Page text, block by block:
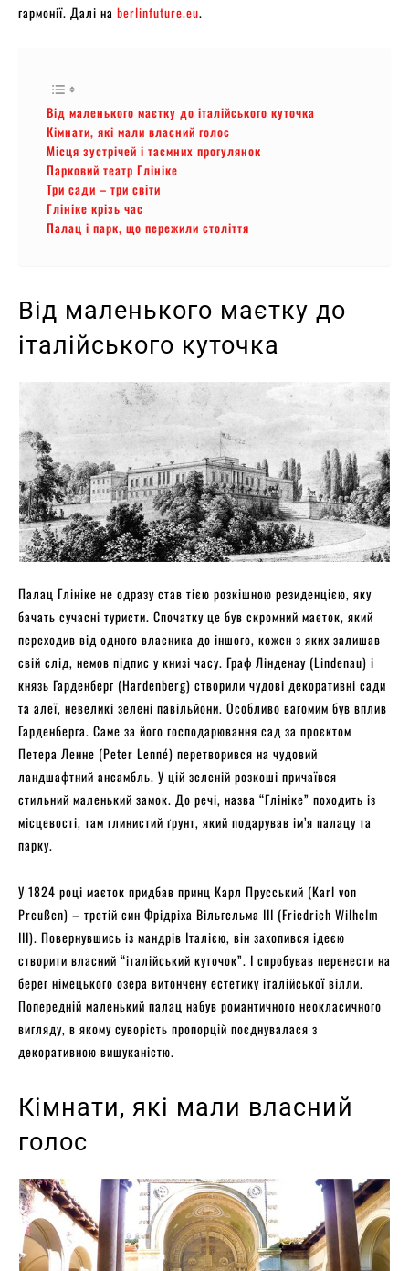
гармонії. Далі на berlinfuture.eu.
Від маленького маєтку до італійського куточка
Кімнати, які мали власний голос
Місця зустрічей і таємних прогулянок
Парковий театр Глініке
Три сади – три світи
Глініке крізь час
Палац і парк, що пережили століття
Від маленького маєтку до
італійського куточка
Палац Глініке не одразу став тією розкішною резиденцією, яку
бачать сучасні туристи. Спочатку це був скромний маєток, який
переходив від одного власника до іншого, кожен з яких залишав
свій слід, немов підпис у книзі часу. Граф Лінденау (Lindenau) і
князь Гарденберг (Hardenberg) створили чудові декоративні сади
та алеї, невеликі зелені павільйони. Особливо вагомим був вплив
Гарденберга. Саме за його господарювання сад за проєктом
Петера Ленне (Peter Lenné) перетворився на чудовий
ландшафтний ансамбль. У цій зеленій розкоші причаївся
стильний маленький замок. До речі, назва “Глініке” походить із
місцевості, там глинистий ґрунт, який подарував ім’я палацу та
парку.
У 1824 році маєток придбав принц Карл Прусський (Karl von
Preußen) – третій син Фрідріха Вільгельма III (Friedrich Wilhelm
III). Повернувшись із мандрів Італією, він захопився ідеєю
створити власний “італійський куточок”. І спробував перенести на
берег німецького озера витончену естетику італійської вілли.
Попередній маленький палац набув романтичного неокласичного
вигляду, в якому суворість пропорцій поєднувалася з
декоративною вишуканістю.
Кімнати, які мали власний
голос